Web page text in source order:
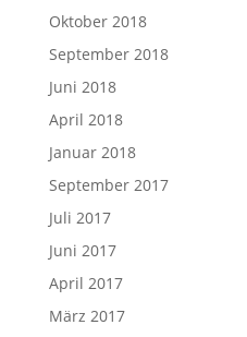
Oktober 2018
September 2018
Juni 2018
April 2018
Januar 2018
September 2017
Juli 2017
Juni 2017
April 2017
März 2017